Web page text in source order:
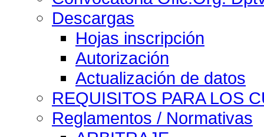
Descargas
Hojas inscripción
Autorización
Actualización de datos
REQUISITOS PARA LOS
Reglamentos / Normativas